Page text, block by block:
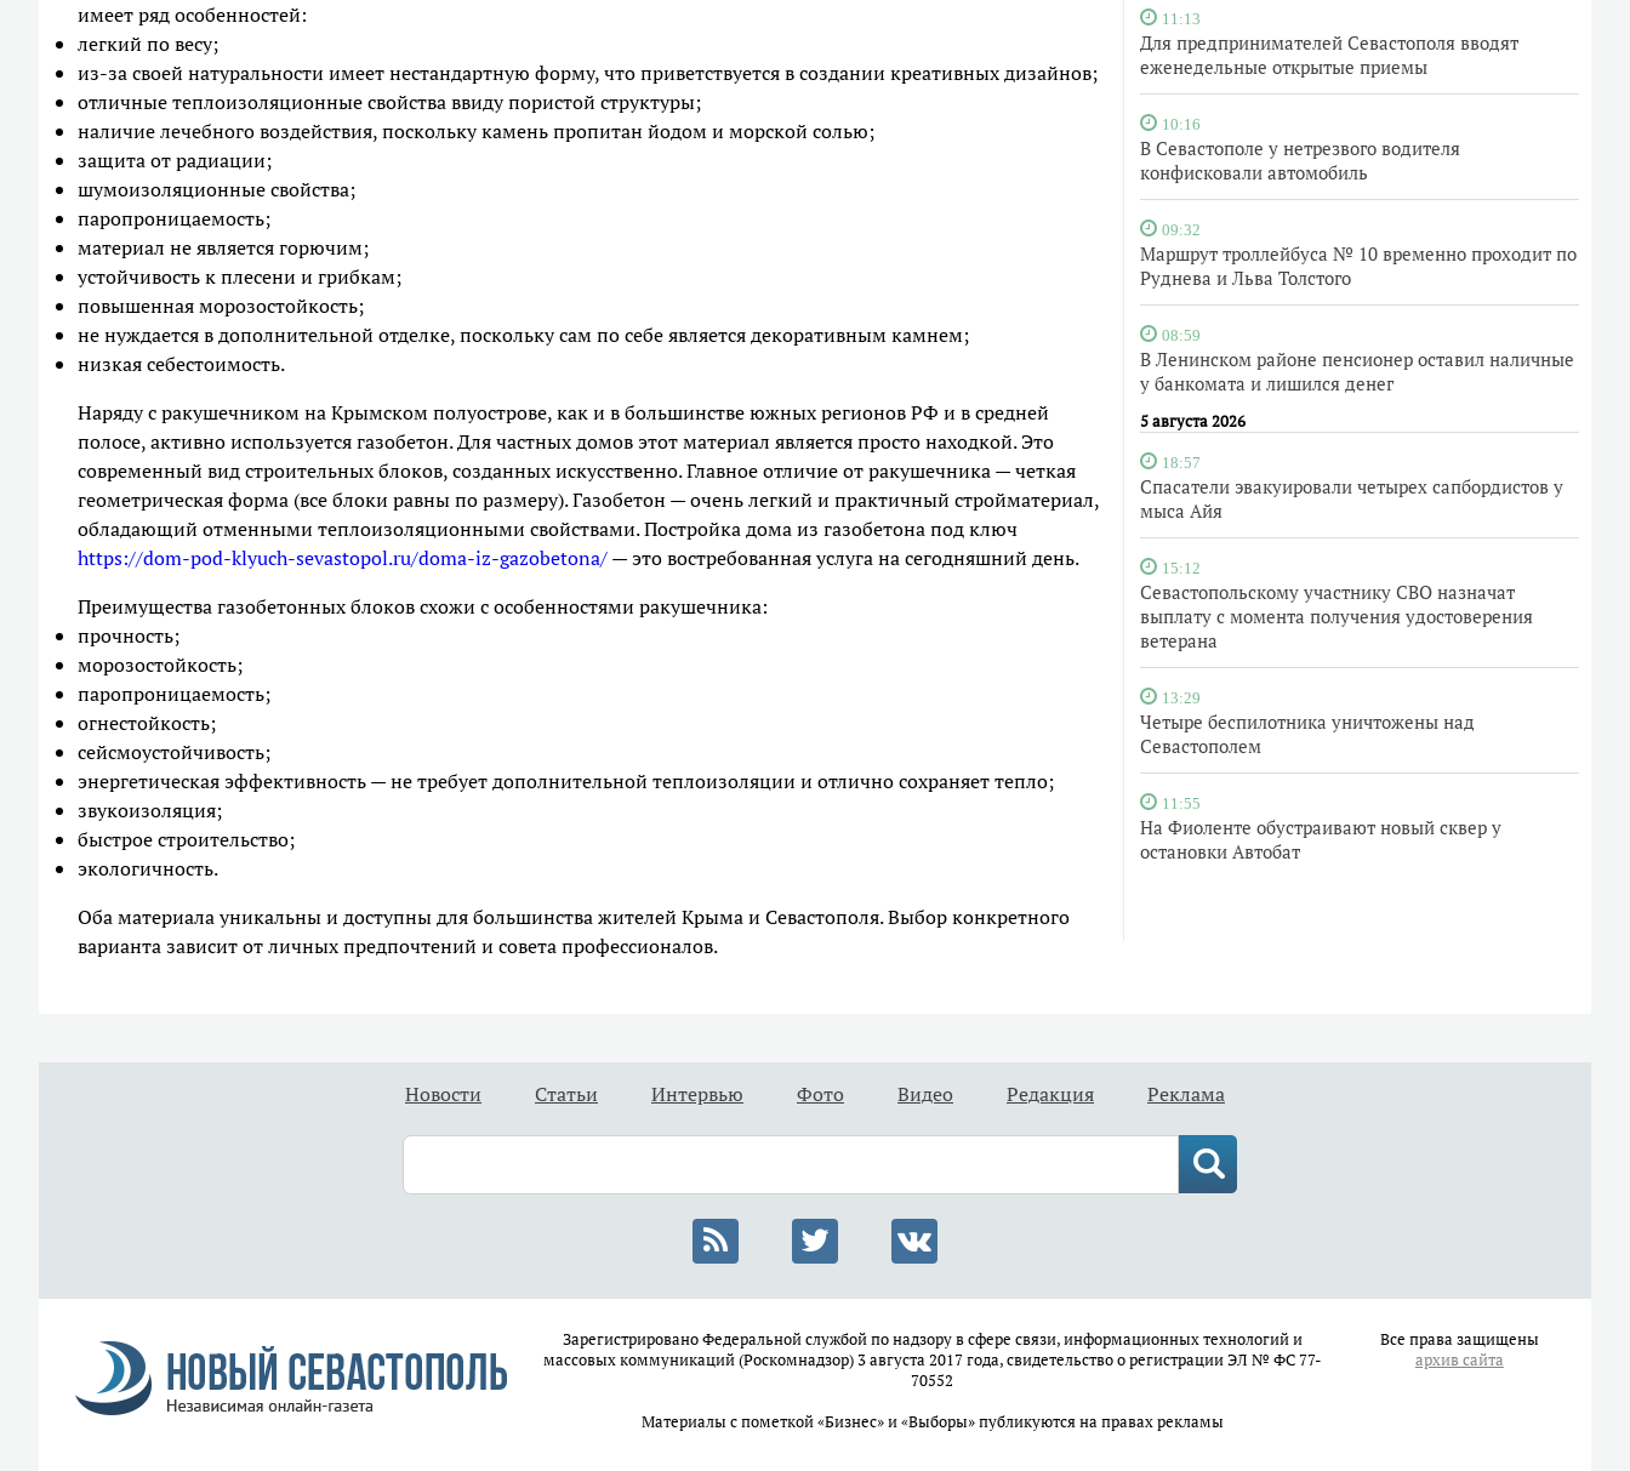
11:13
Для предпринимателей Севастополя вводят
еженедельные открытые приемы
10:16
В Севастополе у нетрезвого водителя
конфисковали автомобиль
09:32
Маршрут троллейбуса № 10 временно проходит по
Руднева и Льва Толстого
08:59
В Ленинском районе пенсионер оставил наличные
у банкомата и лишился денег
5 августа 2026
18:57
Спасатели эвакуировали четырех сапбордистов у
мыса Айя
15:12
Севастопольскому участнику СВО назначат
выплату с момента получения удостоверения
ветерана
13:29
Четыре беспилотника уничтожены над
Севастополем
11:55
На Фиоленте обустраивают новый сквер у
остановки Автобат
имеет ряд особенностей:
легкий по весу;
из-за своей натуральности имеет нестандартную форму, что приветствуется в создании креативных дизайнов;
отличные теплоизоляционные свойства ввиду пористой структуры;
наличие лечебного воздействия, поскольку камень пропитан йодом и морской солью;
защита от радиации;
шумоизоляционные свойства;
паропроницаемость;
материал не является горючим;
устойчивость к плесени и грибкам;
повышенная морозостойкость;
не нуждается в дополнительной отделке, поскольку сам по себе является декоративным камнем;
низкая себестоимость.
Наряду с ракушечником на Крымском полуострове, как и в большинстве южных регионов РФ и в средней
полосе, активно используется газобетон. Для частных домов этот материал является просто находкой. Это
современный вид строительных блоков, созданных искусственно. Главное отличие от ракушечника — четкая
геометрическая форма (все блоки равны по размеру). Газобетон — очень легкий и практичный стройматериал,
обладающий отменными теплоизоляционными свойствами. Постройка дома из газобетона под ключ
https://dom-pod-klyuch-sevastopol.ru/doma-iz-gazobetona/— это востребованная услуга на сегодняшний день.
Преимущества газобетонных блоков схожи с особенностями ракушечника:
прочность;
морозостойкость;
паропроницаемость;
огнестойкость;
сейсмоустойчивость;
энергетическая эффективность — не требует дополнительной теплоизоляции и отлично сохраняет тепло;
звукоизоляция;
быстрое строительство;
экологичность.
Оба материала уникальны и доступны для большинства жителей Крыма и Севастополя. Выбор конкретного
варианта зависит от личных предпочтений и совета профессионалов.
Новости Статьи Интервью Фото Видео Редакция Реклама
Зарегистрировано Федеральной службой по надзору в сфере связи, информационных технологий и
массовых коммуникаций (Роскомнадзор) 3 августа 2017 года, свидетельство о регистрации ЭЛ № ФС 77-
70552
Материалы с пометкой «Бизнес» и «Выборы» публикуются на правах рекламы
Все права защищены
архив сайта